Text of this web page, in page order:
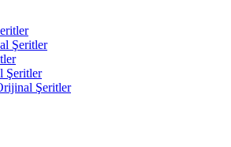
Şeritler
Şeritler
Şeritler